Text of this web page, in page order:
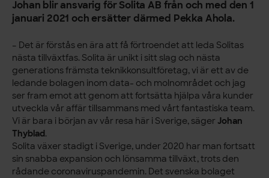
Johan blir ansvarig för Solita AB från och med den 1
januari 2021 och ersätter därmed Pekka Ahola.
– Det är förstås en ära att få förtroendet att leda Solitas
nästa tillväxtfas. Solita är unikt i sitt slag och nästa
generations främsta teknikkonsultföretag, vi är ett av de
ledande bolagen inom data- och molnområdet och jag
ser fram emot att genom att fortsätta hjälpa våra kunder
utveckla vår affär tillsammans med vårt fantastiska team.
Vi är bara i början av vår resa här i Sverige, säger Johan
Thyblad.
Solita växer stadigt i Sverige, under 2020 har man fortsatt
sin snabba expansion och lönsamma tillväxt, trots den
rådande coronaviruspandemin. Det svenska bolaget